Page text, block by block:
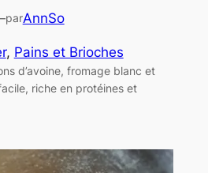
parAnnSo
, Pains et Brioches
d’avoine, fromage blanc et
riche en protéines et